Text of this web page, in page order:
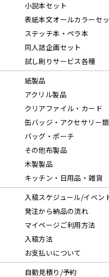
小説本セット
表紙本文オールカラーセ
ステッチ本・ペラ本
同人誌企画セット
試し刷りサービス各種
紙製品
アクリル製品
クリアファイル・カード
缶バッジ・アクセサリー
バッグ・ポーチ
その他布製品
木製製品
キッチン・日用品・雑貨
入稿スケジュール/イベン
発注から納品の流れ
マイページご利用方法
入稿方法
お支払いについて
自動見積り/予約